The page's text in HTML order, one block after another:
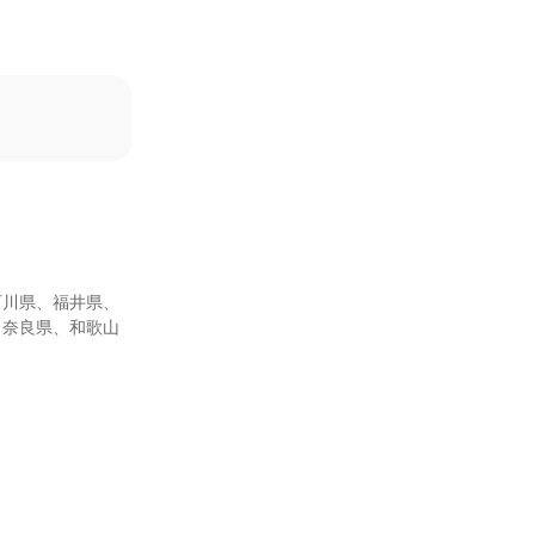
県、福井県、
良県、和歌山